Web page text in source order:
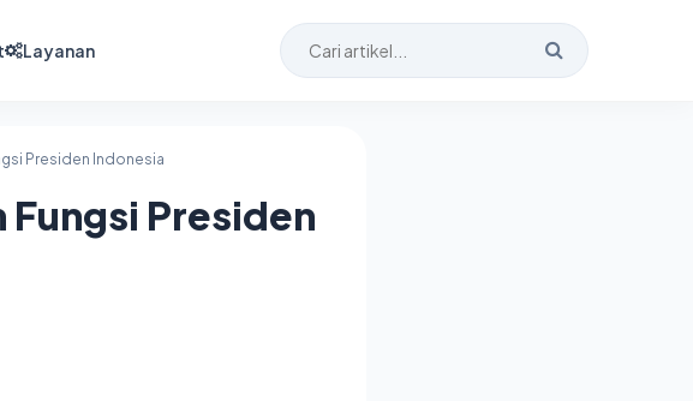
Layanan
Presiden Indonesia
Fungsi Presiden